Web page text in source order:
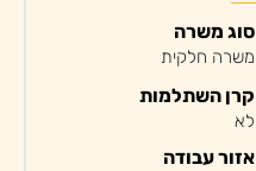
סוג משרה
משרה חלקית
קרן השתלמות
לא
אזור עבודה